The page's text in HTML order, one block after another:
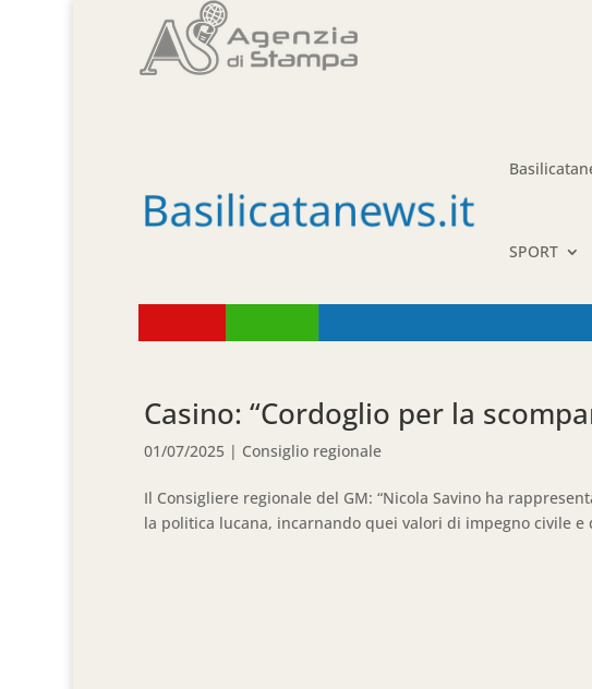
SPORT
Casino: “Cordoglio per la
01/07/2025 | Consiglio regionale
Il Consigliere regionale del GM: “Nicola Savino ha
la politica lucana, incarnando quei valori di impegno civile e